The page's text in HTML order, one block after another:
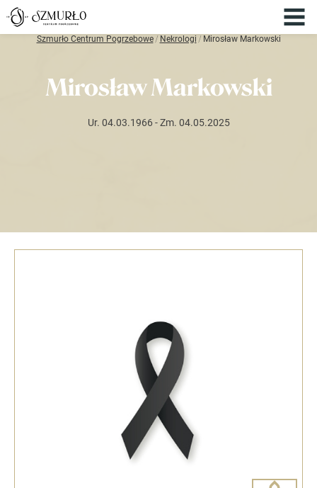
Szmurło Centrum Pogrzebowe/ Nekrologi / Mirosław Markowski
Mirosław Markowski
Ur. 04.03.1966 - Zm. 04.05.2025